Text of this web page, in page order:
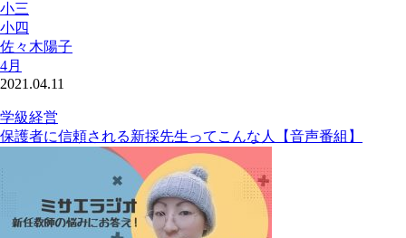
小三
小四
佐々木陽子
4月
2021.04.11
学級経営
保護者に信頼される新採先生ってこんな人【音声番組】